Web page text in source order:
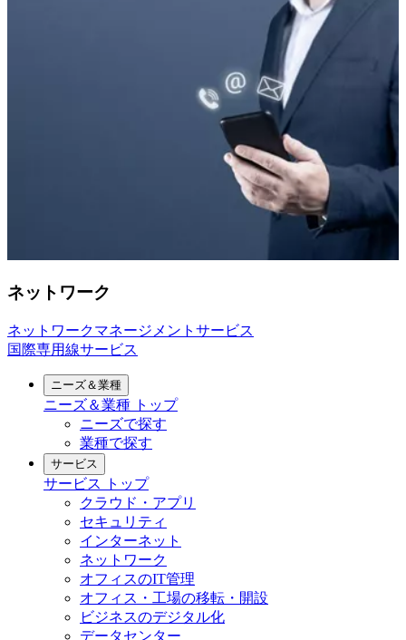
ネットワーク
ネットワークマネージメントサービス
国際専用線サービス
ニーズ＆業種
ニーズ＆業種 トップ
ニーズで探す
業種で探す
サービス
サービス
トップ
クラウド・アプリ
セキュリティ
インターネット
ネットワーク
オフィスのIT管理
オフィス・工場の移転・開設
ビジネスのデジタル化
データセンター